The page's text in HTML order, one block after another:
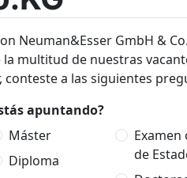
Neuman&Esser GmbH &
multitud de nuestras
a las siguientes
apuntando?
Máster
Diploma
Examen
de